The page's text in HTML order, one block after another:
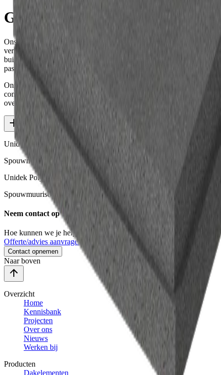
Gevelisolatieplaten
Ons breed assortiment gevelisolatieplaten is geschikt voor
verschillende toepassingen zoals spouwmuur-, binnen- en
buitenmuurisolatie, het isoleren van vliesgevels, maar ook om toe te
passen in houtskeletbouw.
Onze gevelisolatie oplossingen zijn geschikt voor woningbouw,
commerciële bouw, nieuwbouw of renovatieprojecten. Bekijk in het
overzicht welke oplossing het beste past bij jouw project.
Unidek Polydek RE
Spouwmuurisolatie van gerecycled isolatiemateriaal
Unidek Polydek Plus
Spouwmuurisolatie van EPS Platinum
Neem contact op
Hoe kunnen we je helpen?
Offerte/advies aanvragen
Contact opnemen
Naar boven
Overzicht
Home
Kennisbank
Projecten
Over ons
Nieuws
Werken bij
Producten
Dakelementen